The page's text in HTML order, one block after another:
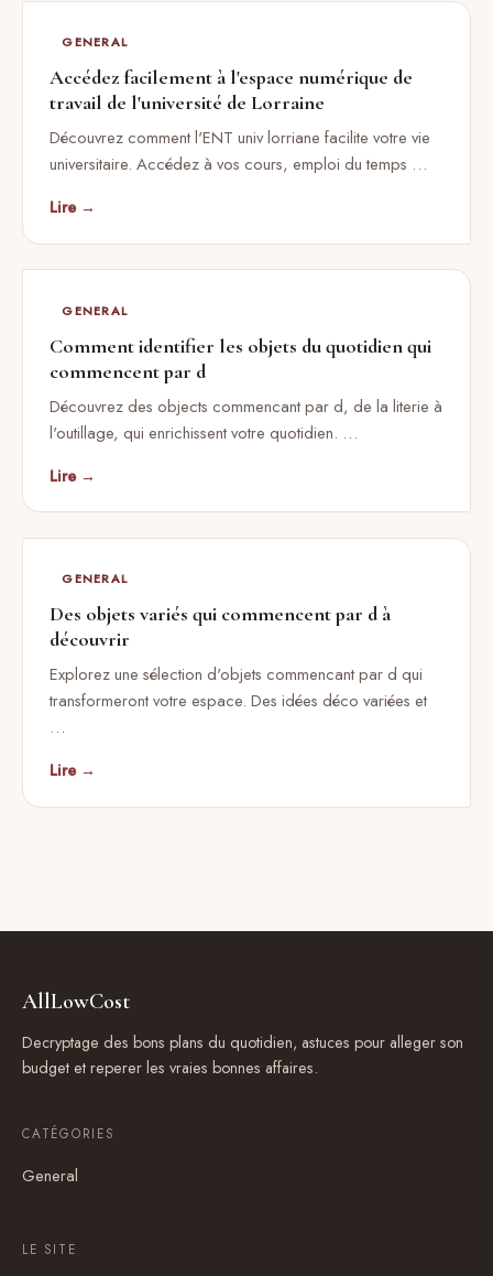
GENERAL
Accédez facilement à l'espace numérique de
travail de l'université de Lorraine
Découvrez comment l'ENT univ lorriane facilite votre vie
universitaire. Accédez à vos cours, emploi du temps …
Lire →
GENERAL
Comment identifier les objets du quotidien qui
commencent par d
Découvrez des objects commencant par d, de la literie à
l'outillage, qui enrichissent votre quotidien. …
Lire →
GENERAL
Des objets variés qui commencent par d à
découvrir
Explorez une sélection d'objets commencant par d qui
transformeront votre espace. Des idées déco variées et
…
Lire →
AllLowCost
Decryptage des bons plans du quotidien, astuces pour alleger son
budget et reperer les vraies bonnes affaires.
CATÉGORIES
General
LE SITE